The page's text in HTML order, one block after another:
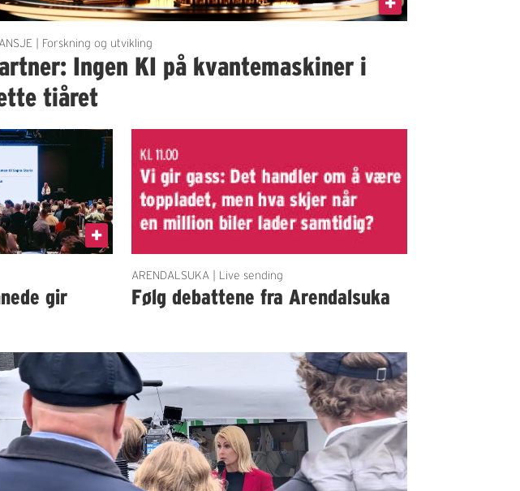
| Forskning og utvikling
Ingen KI på kvantemaskiner i
tiåret
gir
ARENDALSUKA | Live sending
Følg debattene fra Arendalsuka